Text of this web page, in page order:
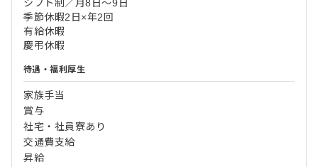
シフト制／月8日～9日
季節休暇2日×年2回
有給休暇
慶弔休暇
待遇・福利厚生
家族手当
賞与
社宅・社員寮あり
交通費支給
昇給